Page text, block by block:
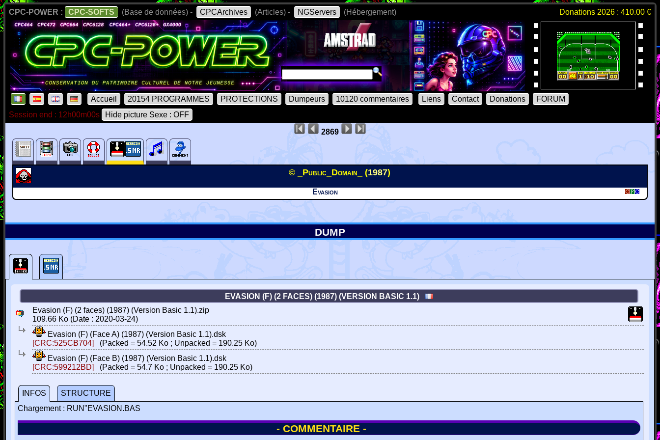
CPC-POWER : CPC-SOFTS (Base de données) - CPCArchives (Articles) - NGServers (Hébergement) Donations 2026 : 410.00 €
Accueil 20154 PROGRAMMES PROTECTIONS Dumpeurs 10120 commentaires Liens Contact Donations
FORUM
Session end : 12h00m00s
Hide picture Sexe : OFF
2869
© _Public_Domain_ (1987)
Evasion
DUMP
EVASION (F) (2 FACES) (1987) (VERSION BASIC 1.1)
Evasion (F) (2 faces) (1987) (Version Basic 1.1).zip
109.66 Ko (Date : 2020-03-24)
Evasion (F) (Face A) (1987) (Version Basic 1.1).dsk
[CRC:525CB704]
(Packed = 54.52 Ko ; Unpacked = 190.25 Ko)
Evasion (F) (Face B) (1987) (Version Basic 1.1).dsk
[CRC:599212BD]
(Packed = 54.7 Ko ; Unpacked = 190.25 Ko)
INFOS
STRUCTURE
Chargement : RUN"EVASION.BAS
- COMMENTAIRE -